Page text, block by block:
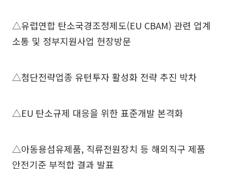
△유럽연합 탄소국경조정제도(EU CBAM) 관련 업계
소통 및 정부지원사업 현장방문
△첨단전략업종 유턴투자 활성화 전략 추진 박차
△EU 탄소규제 대응을 위한 표준개발 본격화
△아동용섬유제품, 직류전원장치 등 해외직구 제품
안전기준 부적합 결과 발표